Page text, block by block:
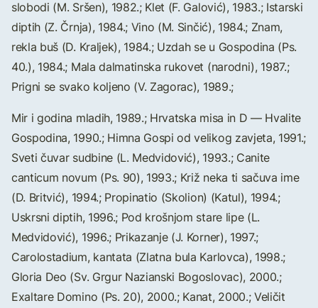
slobodi (M. Sršen), 1982.; Klet (F. Galović), 1983.; Istarski
diptih (Z. Črnja), 1984.; Vino (M. Sinčić), 1984.; Znam,
rekla buš (D. Kraljek), 1984.; Uzdah se u Gospodina (Ps.
40.), 1984.; Mala dalmatinska rukovet (narodni), 1987.;
Prigni se svako koljeno (V. Zagorac), 1989.;
Mir i godina mladih, 1989.; Hrvatska misa in D — Hvalite
Gospodina, 1990.; Himna Gospi od velikog zavjeta, 1991.;
Sveti čuvar sudbine (L. Medvidović), 1993.; Canite
canticum novum (Ps. 90), 1993.; Križ neka ti sačuva ime
(D. Britvić), 1994.; Propinatio (Skolion) (Katul), 1994.;
Uskrsni diptih, 1996.; Pod krošnjom stare lipe (L.
Medvidović), 1996.; Prikazanje (J. Korner), 1997.;
Carolostadium, kantata (Zlatna bula Karlovca), 1998.;
Gloria Deo (Sv. Grgur Nazianski Bogoslovac), 2000.;
Exaltare Domino (Ps. 20), 2000.; Kanat, 2000.; Veličit